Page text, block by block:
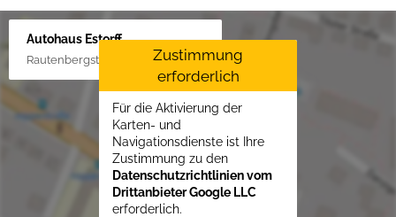
Autohaus Estorff
Rautenbergstraße 38, 24306 Plön
Zustimmung
erforderlich
Für die Aktivierung der
Karten- und
Navigationsdienste ist Ihre
Zustimmung zu den
Datenschutzrichtlinien vom
Drittanbieter Google LLC
erforderlich.